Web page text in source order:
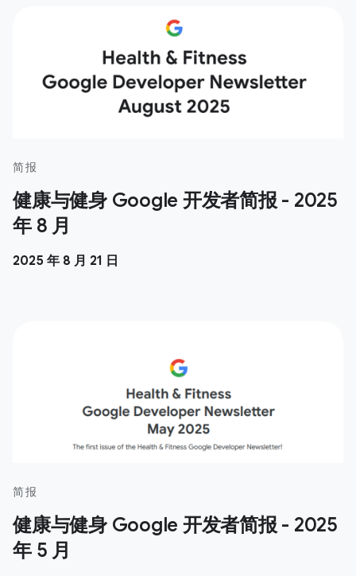
简报
健康与健身 Google 开发者简报 - 2025
年 8 月
2025 年 8 月 21 日
简报
健康与健身 Google 开发者简报 - 2025
年 5 月